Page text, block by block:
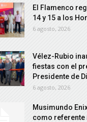
El Flamenco
14 y 15 a los
6 agosto, 2026
Vélez-Rubio
fiestas con el
Presidente de
6 agosto, 2026
Musimundo
como referente